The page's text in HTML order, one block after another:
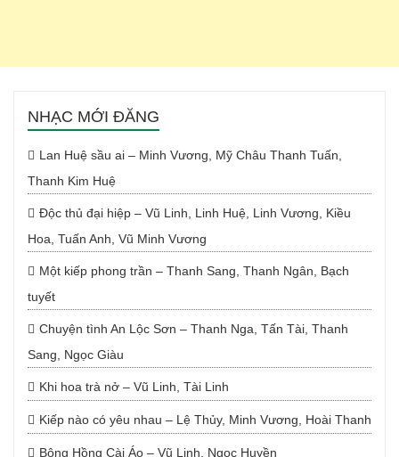
NHẠC MỚI ĐĂNG
Lan Huệ sầu ai – Minh Vương, Mỹ Châu Thanh Tuấn,
Thanh Kim Huệ
Độc thủ đại hiệp – Vũ Linh, Linh Huệ, Linh Vương, Kiều
Hoa, Tuấn Anh, Vũ Minh Vương
Một kiếp phong trần – Thanh Sang, Thanh Ngân, Bạch
tuyết
Chuyện tình An Lộc Sơn – Thanh Nga, Tấn Tài, Thanh
Sang, Ngọc Giàu
Khi hoa trà nở – Vũ Linh, Tài Linh
Kiếp nào có yêu nhau – Lệ Thủy, Minh Vương, Hoài Thanh
Bông Hồng Cài Áo – Vũ Linh, Ngọc Huyền